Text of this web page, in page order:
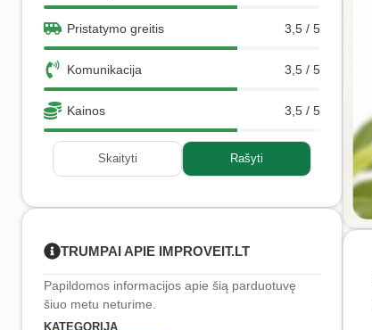
Pristatymo greitis 3,5 / 5
Komunikacija 3,5 / 5
Kainos 3,5 / 5
Skaityti Rašyti
TRUMPAI APIE IMPROVEIT.LT
Papildomos informacijos apie šią parduotuvę
šiuo metu neturime.
KATEGORIJA